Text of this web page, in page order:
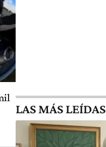
LAS MÁS LEÍDAS